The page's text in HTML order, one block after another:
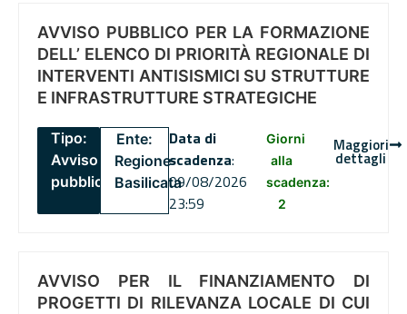
AVVISO PUBBLICO PER LA FORMAZIONE
DELL’ ELENCO DI PRIORITÀ REGIONALE DI
INTERVENTI ANTISISMICI SU STRUTTURE
E INFRASTRUTTURE STRATEGICHE
Tipo:
Avviso
pubblico
Ente:
Regione
Basilicata
Data di
scadenza:
09/08/2026
23:59
Giorni
alla
scadenza:
2
Maggiori
dettagli
AVVISO PER IL FINANZIAMENTO DI
PROGETTI DI RILEVANZA LOCALE DI CUI